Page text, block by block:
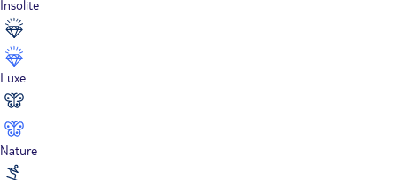
Insolite
Luxe
Nature